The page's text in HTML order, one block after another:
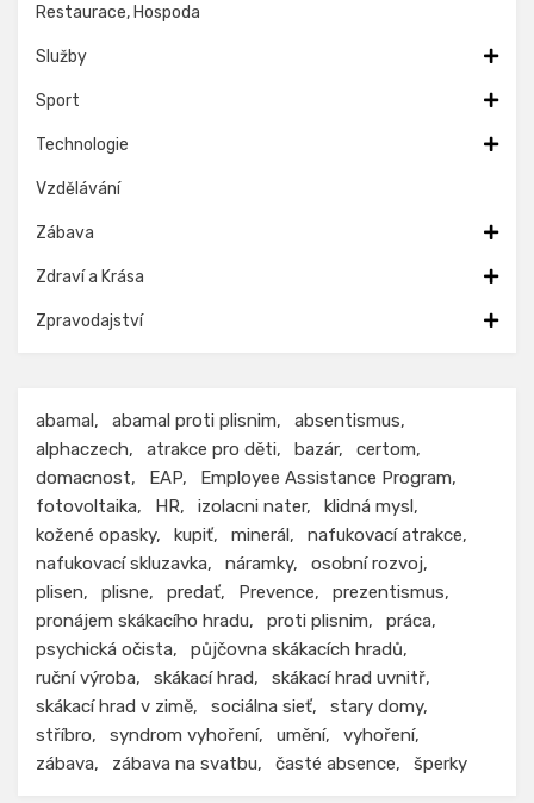
Restaurace, Hospoda
Služby
Sport
Technologie
Vzdělávání
Zábava
Zdraví a Krása
Zpravodajství
abamal abamal proti plisnim
absentismus
alphaczech
atrakce pro děti bazár
certom
domacnost
EAP
Employee Assistance Program
fotovoltaika
HR izolacni nater
klidná mysl
kožené opasky
kupiť minerál
nafukovací atrakce
nafukovací skluzavka
náramky
osobní rozvoj
plisen
plisne predať Prevence
prezentismus
pronájem skákacího hradu
proti plisnim
práca
psychická očista
půjčovna skákacích hradů
ruční výroba
skákací hrad
skákací hrad uvnitř
skákací hrad v zimě
sociálna sieť
stary domy
stříbro
syndrom vyhoření umění
vyhoření
zábava
zábava na svatbu časté absence šperky